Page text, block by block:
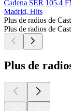
Cadena SER 105.4
Madrid, Hits
Plus de radios de
Plus de radios de
Plus de